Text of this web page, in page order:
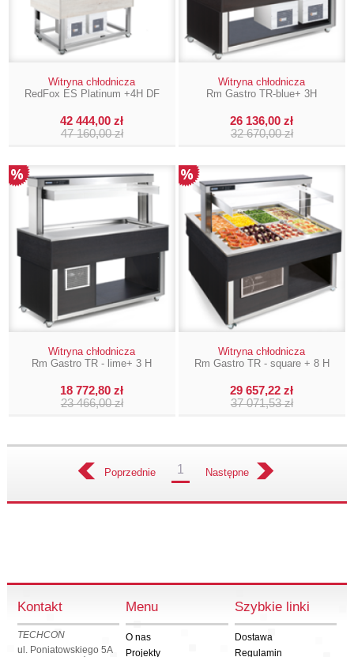
Witryna chłodnicza
RedFox ES Platinum +4H DF
42 444,00 zł
47 160,00 zł
Witryna chłodnicza
Rm Gastro TR-blue+ 3H
26 136,00 zł
32 670,00 zł
Witryna chłodnicza
Rm Gastro TR - lime+ 3 H
18 772,80 zł
23 466,00 zł
Witryna chłodnicza
Rm Gastro TR - square + 8 H
29 657,22 zł
37 071,53 zł
Poprzednie 1 Następne
Kontakt
TECHCON
ul. Poniatowskiego 5A
Menu
O nas
Projekty
Szybkie linki
Dostawa
Regulamin